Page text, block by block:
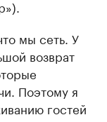
мы сеть. У
возврат
Поэтому я
гостей